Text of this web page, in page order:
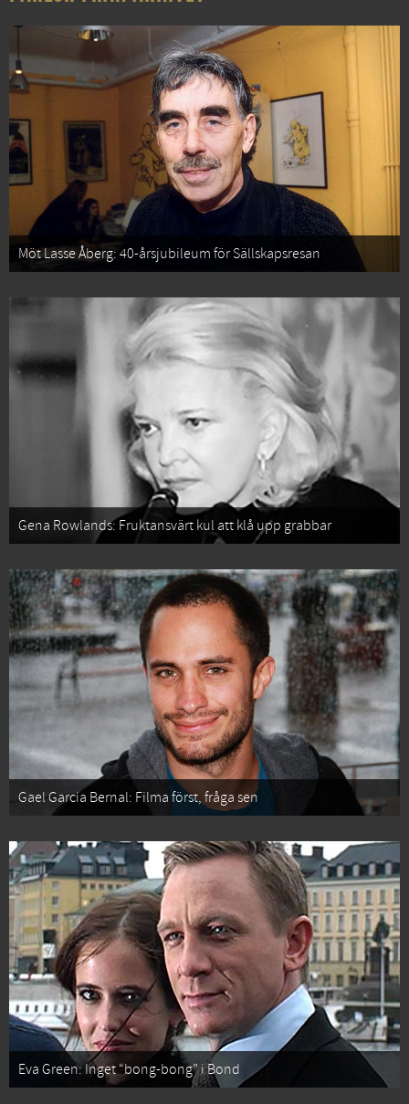
Möt Lasse Åberg: 40-årsjubileum för Sällskapsresan
Gena Rowlands: Fruktansvärt kul att klå upp grabbar
Gael García Bernal: Filma först, fråga sen
Eva Green: Inget “bong-bong” i Bond